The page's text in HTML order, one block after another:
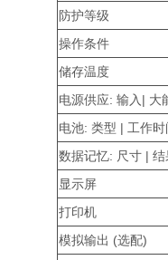
防护等级
操作条件
储存温度
电源供应: 输入| 大
电池: 类型 | 工作
数据记忆: 尺寸 |
显示屏
打印机
模拟输出 (选配)